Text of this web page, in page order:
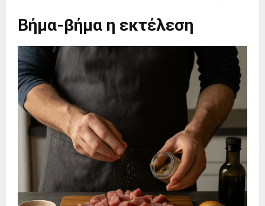
Βήμα-βήμα η εκτέλεση